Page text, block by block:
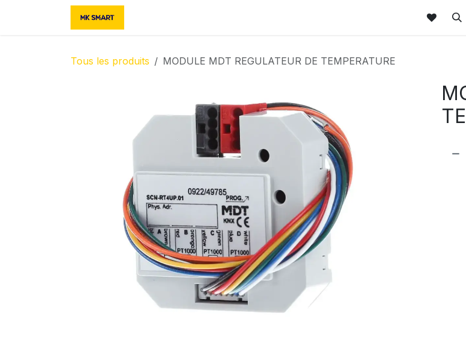
Se rendre au contenu
Tous les produits MODULE MDT REGULATEUR DE TEMPERATURE